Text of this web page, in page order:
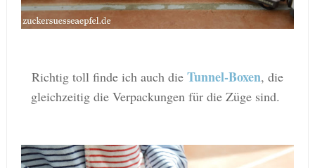
Richtig toll finde ich auch die Tunnel-Boxen, die
gleichzeitig die Verpackungen für die Züge sind.